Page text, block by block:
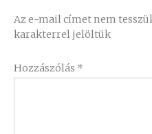
Az e-mail címet nem
karakterrel jelöltük
Hozzászólás *